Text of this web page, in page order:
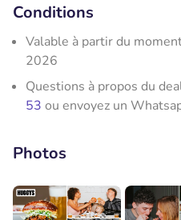
Conditions
Valable à partir du
2026
Questions à propos du
53 ou envoyez un
Photos